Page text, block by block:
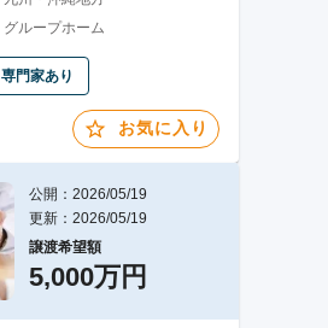
グループホーム
専門家あり
お気に入り
公開：2026/05/19
更新：2026/05/19
譲渡希望額
5,000万円